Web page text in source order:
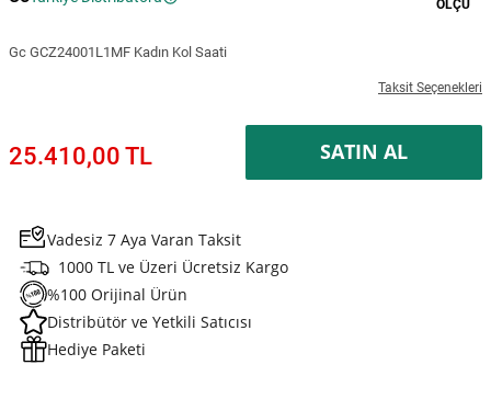
ÖLÇÜ
Gc GCZ24001L1MF Kadın Kol Saati
Taksit Seçenekleri
25.410,00 TL SATIN AL
Vadesiz 7 Aya Varan Taksit
1000 TL ve Üzeri Ücretsiz Kargo
%100 Orijinal Ürün
Distribütör ve Yetkili Satıcısı
Hediye Paketi